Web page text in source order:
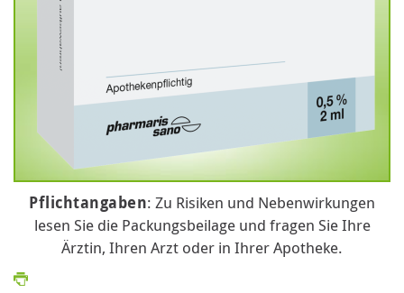
Pflichtangaben: Zu Risiken und Nebenwirkungen
lesen Sie die Packungsbeilage und fragen Sie Ihre
Ärztin, Ihren Arzt oder in Ihrer Apotheke.